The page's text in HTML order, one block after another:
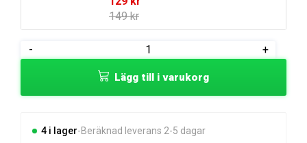
149kr
ursprungliga
priset
149 kr.
nuvarande
priset
129 kr.
-
Husqvarna
Hörselkåpor
mängd
+
Lägg till i varukorg
4 i lager Beräknad leverans 2-5 dagar